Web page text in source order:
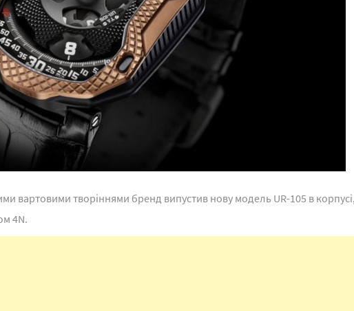
вартовими творіннями бренд випустив нову модель UR-105 в корпусі,
4N.